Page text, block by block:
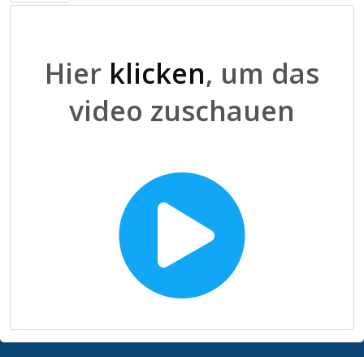
Hier klicken, um das
video zuschauen